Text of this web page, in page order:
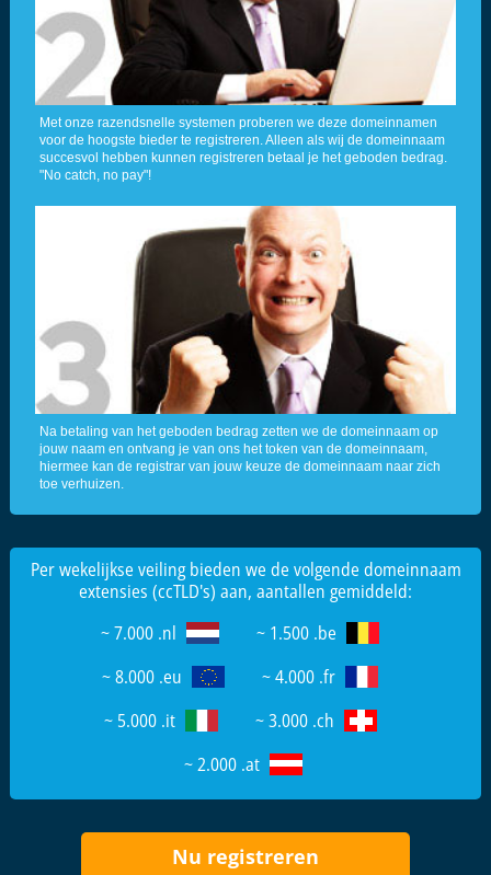
Met onze razendsnelle systemen proberen we deze domeinnamen
voor de hoogste bieder te registreren. Alleen als wij de domeinnaam
succesvol hebben kunnen registreren betaal je het geboden bedrag.
"No catch, no pay"!
Na betaling van het geboden bedrag zetten we de domeinnaam op
jouw naam en ontvang je van ons het token van de domeinnaam,
hiermee kan de registrar van jouw keuze de domeinnaam naar zich
toe verhuizen.
Per wekelijkse veiling bieden we de volgende domeinnaam
extensies (ccTLD's) aan, aantallen gemiddeld:
~ 7.000 .nl
~ 1.500 .be
~ 8.000 .eu
~ 4.000 .fr
~ 5.000 .it
~ 3.000 .ch
~ 2.000 .at
Nu registreren